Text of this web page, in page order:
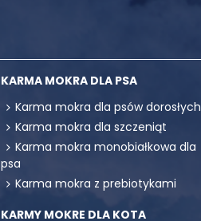
KARMA MOKRA DLA PSA
Karma mokra dla psów dorosłych
Karma mokra dla szczeniąt
Karma mokra monobiałkowa dla
psa
Karma mokra z prebiotykami
KARMY MOKRE DLA KOTA